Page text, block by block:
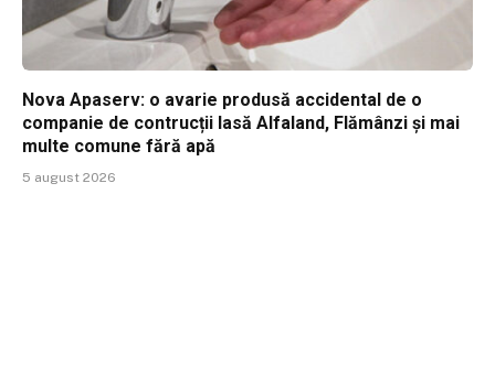
Nova Apaserv: o avarie produsă accidental de o
companie de contrucții lasă Alfaland, Flămânzi și mai
multe comune fără apă
5 august 2026